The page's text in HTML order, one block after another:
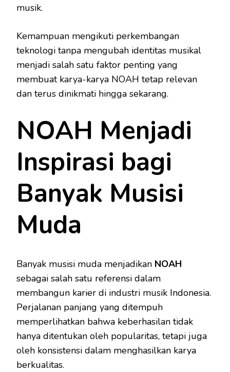
musik.
Kemampuan mengikuti perkembangan
teknologi tanpa mengubah identitas musikal
menjadi salah satu faktor penting yang
membuat karya-karya NOAH tetap relevan
dan terus dinikmati hingga sekarang.
NOAH Menjadi
Inspirasi bagi
Banyak Musisi
Muda
Banyak musisi muda menjadikan NOAH
sebagai salah satu referensi dalam
membangun karier di industri musik Indonesia.
Perjalanan panjang yang ditempuh
memperlihatkan bahwa keberhasilan tidak
hanya ditentukan oleh popularitas, tetapi juga
oleh konsistensi dalam menghasilkan karya
berkualitas.